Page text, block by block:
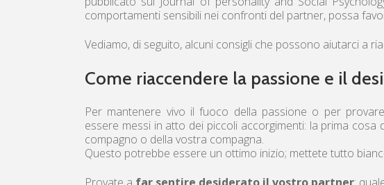
comportamenti sensibili nei confronti del partner, possa
Vediamo, di seguito, alcuni consigli che possono aiutarci a
Come riaccendere la passione e il
Per mantenere vivo il fuoco della passione o per
essere messi in atto dei piccoli accorgimenti: la prima
compagno o della vostra compagna.
Questo potrebbe essere un ottimo inizio; mettete tutto